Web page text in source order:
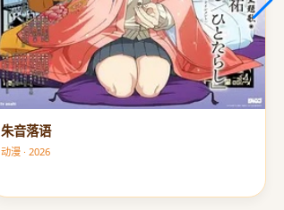
朱音落语
动漫 · 2026